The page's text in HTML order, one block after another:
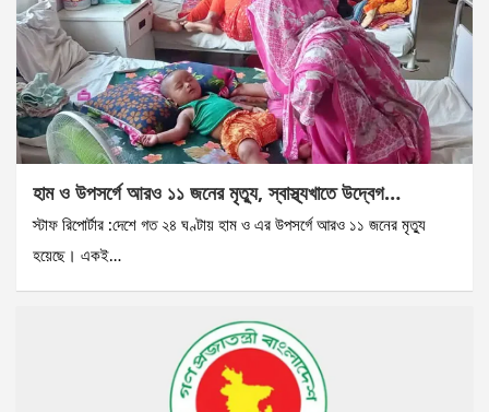
হাম ও উপসর্গে আরও ১১ জনের মৃত্যু, স্বাস্থ্যখাতে উদ্বেগ…
স্টাফ রিপোর্টার :দেশে গত ২৪ ঘণ্টায় হাম ও এর উপসর্গে আরও ১১ জনের মৃত্যু
হয়েছে। একই…